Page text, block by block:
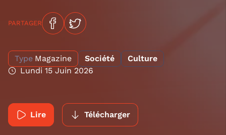
PARTAGER
Type Magazine Société
Culture
Lundi 15 Juin 2026
Lire Télécharger